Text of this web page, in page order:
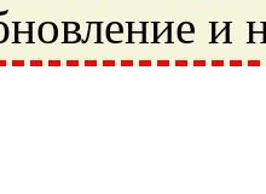
и
метизы, техника,